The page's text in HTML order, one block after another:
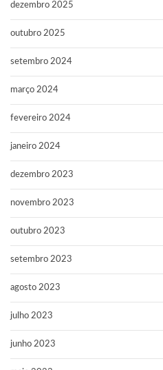
dezembro 2025
outubro 2025
setembro 2024
março 2024
fevereiro 2024
janeiro 2024
dezembro 2023
novembro 2023
outubro 2023
setembro 2023
agosto 2023
julho 2023
junho 2023